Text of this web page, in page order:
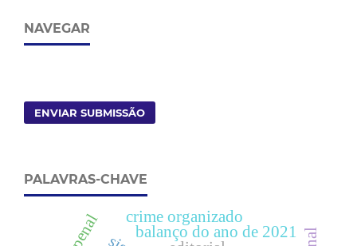
NAVEGAR
ENVIAR SUBMISSÃO
PALAVRAS-CHAVE
balanço do ano de 2021
crime organizado